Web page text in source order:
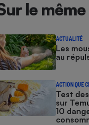
le
ACTUALITÉ
Les
au
ACTION QUE
Test
sur
10